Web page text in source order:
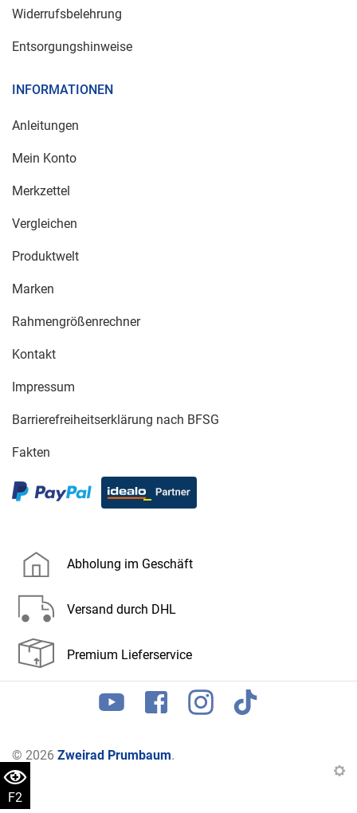
F2
Widerrufsbelehrung
Entsorgungshinweise
INFORMATIONEN
Anleitungen
Mein Konto
Merkzettel
Vergleichen
Produktwelt
Marken
Rahmengrößenrechner
Kontakt
Impressum
Barrierefreiheitserklärung nach BFSG
Fakten
Abholung im Geschäft
Versand durch DHL
Premium Lieferservice
© 2026 Zweirad Prumbaum.